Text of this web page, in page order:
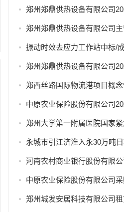
郑州郑鼎供热设备有限公司
振动时效去应力工作站中标/
郑西丝路国际物流港项目概
中原农业保险股份有限公司
郑州大学第一附属医院国家
永城市引江济淮入永30万吨
河南农村商业银行股份有限
中原农业保险股份有限公司
郑州城发安居科技有限公司